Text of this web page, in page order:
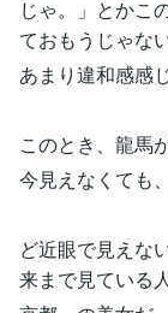
じゃ。」とかこ
ておもうじゃな
あまり違和感感
このとき、龍馬
今見えなくても
ど近眼で見えな
来まで見ている